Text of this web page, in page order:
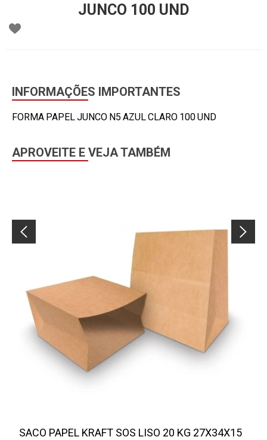
JUNCO 100 UND
INFORMAÇÕES IMPORTANTES
FORMA PAPEL JUNCO N5 AZUL CLARO 100 UND
APROVEITE E VEJA TAMBÉM
SACO PAPEL KRAFT SOS LISO 20 KG 27X34X15